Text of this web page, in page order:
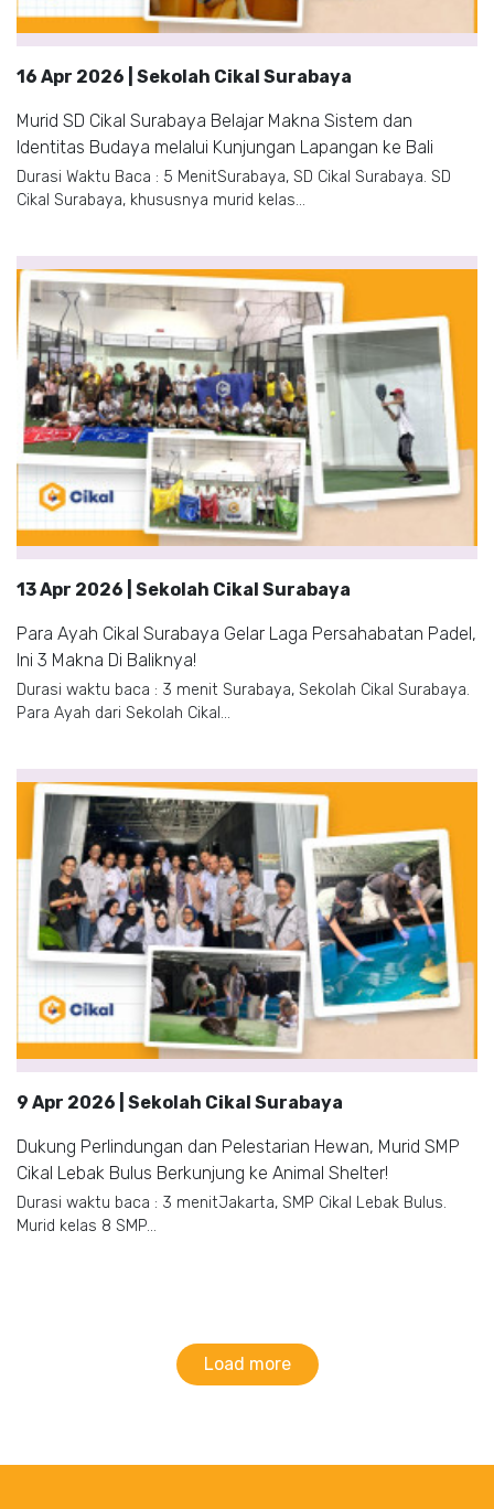
16 Apr 2026 | Sekolah Cikal Surabaya
Murid SD Cikal Surabaya Belajar Makna Sistem dan
Identitas Budaya melalui Kunjungan Lapangan ke Bali
Durasi Waktu Baca : 5 MenitSurabaya, SD Cikal Surabaya. SD
Cikal Surabaya, khususnya murid kelas...
13 Apr 2026 | Sekolah Cikal Surabaya
Para Ayah Cikal Surabaya Gelar Laga Persahabatan Padel,
Ini 3 Makna Di Baliknya!
Durasi waktu baca : 3 menit Surabaya, Sekolah Cikal Surabaya.
Para Ayah dari Sekolah Cikal...
9 Apr 2026 | Sekolah Cikal Surabaya
Dukung Perlindungan dan Pelestarian Hewan, Murid SMP
Cikal Lebak Bulus Berkunjung ke Animal Shelter!
Durasi waktu baca : 3 menitJakarta, SMP Cikal Lebak Bulus.
Murid kelas 8 SMP...
Load more